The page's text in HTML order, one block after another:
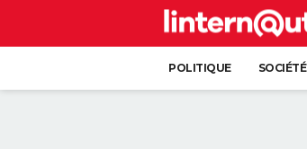
POLITIQUE SOCIÉTÉ